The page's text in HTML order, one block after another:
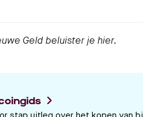
Geld beluister je hier.